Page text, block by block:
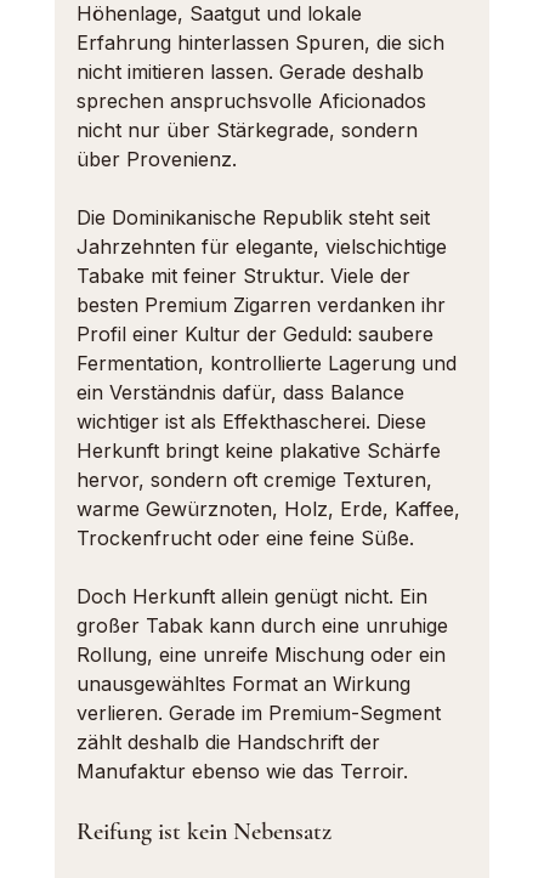
Höhenlage, Saatgut und lokale
Erfahrung hinterlassen Spuren, die sich
nicht imitieren lassen. Gerade deshalb
sprechen anspruchsvolle Aficionados
nicht nur über Stärkegrade, sondern
über Provenienz.
Die Dominikanische Republik steht seit
Jahrzehnten für elegante, vielschichtige
Tabake mit feiner Struktur. Viele der
besten Premium Zigarren verdanken ihr
Profil einer Kultur der Geduld: saubere
Fermentation, kontrollierte Lagerung und
ein Verständnis dafür, dass Balance
wichtiger ist als Effekthascherei. Diese
Herkunft bringt keine plakative Schärfe
hervor, sondern oft cremige Texturen,
warme Gewürznoten, Holz, Erde, Kaffee,
Trockenfrucht oder eine feine Süße.
Doch Herkunft allein genügt nicht. Ein
großer Tabak kann durch eine unruhige
Rollung, eine unreife Mischung oder ein
unausgewähltes Format an Wirkung
verlieren. Gerade im Premium-Segment
zählt deshalb die Handschrift der
Manufaktur ebenso wie das Terroir.
Reifung ist kein Nebensatz